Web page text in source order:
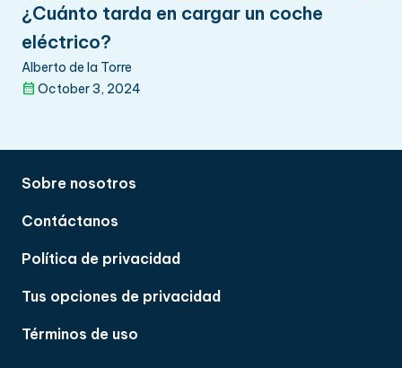
¿Cuánto tarda en cargar un coche
eléctrico?
Alberto de la Torre
October 3, 2024
Sobre nosotros
Contáctanos
Política de privacidad
Tus opciones de privacidad
Términos de uso